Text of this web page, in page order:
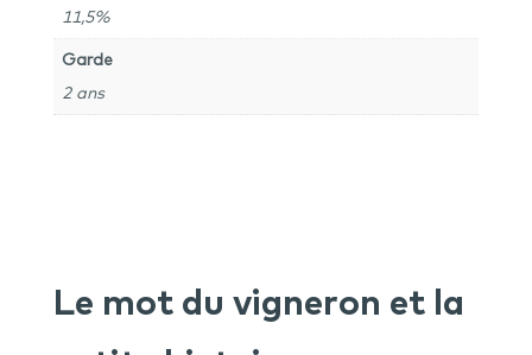
11,5%
Garde
2 ans
Le mot du vigneron et la